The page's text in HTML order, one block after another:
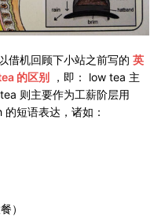
借机回顾下小站之前写的 英
的区别 ，即： low tea 主
则主要作为工薪阶层用
短语表达，诸如：
）